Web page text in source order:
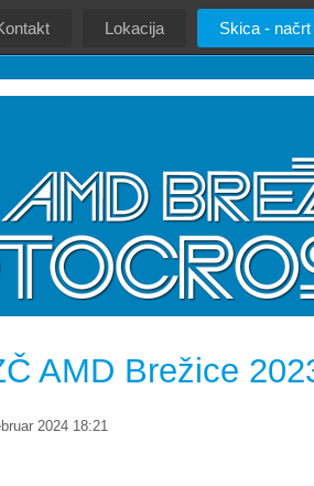
Lokacija Skica -
AMD Brežice
2024 18:21